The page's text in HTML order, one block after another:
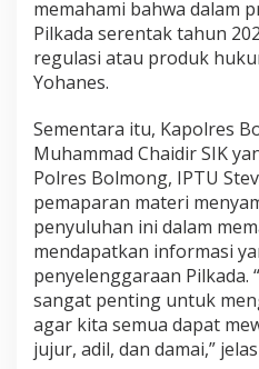
r
P
e
l
u
h
a
n
P
r
o
d
k
H
memahami bahwa dalam
Pilkada serentak tahun
regulasi atau produk
Yohanes.
Sementara itu, Kapolres
Muhammad Chaidir SIK
Polres Bolmong, IPTU
pemaparan materi
penyuluhan ini dalam
mendapatkan informasi
penyelenggaraan Pilkada.
sangat penting untuk
agar kita semua dapat
jujur, adil, dan damai,”